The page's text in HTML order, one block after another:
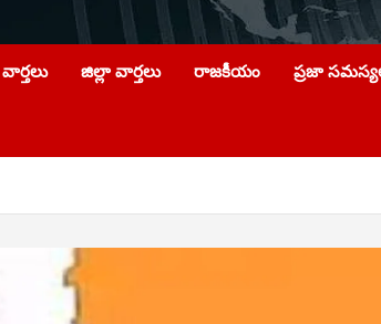
జిల్లా వార్తలు రాజకీయం ప్రజా